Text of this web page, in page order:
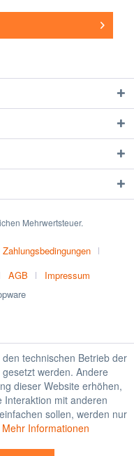
Mehrwertsteuer.
AGB
Impressum
technischen Betrieb der
werden. Andere
dieser Website erhöhen,
mit anderen
sollen, werden nur
Mehr Informationen